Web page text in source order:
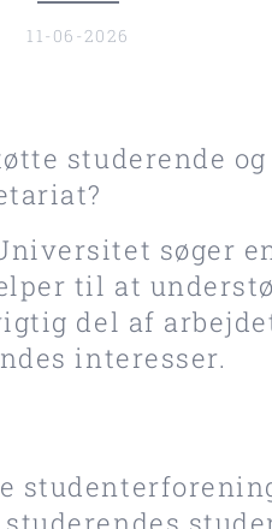
11-06-2026
studerende
søger
til at
del af
interesser.